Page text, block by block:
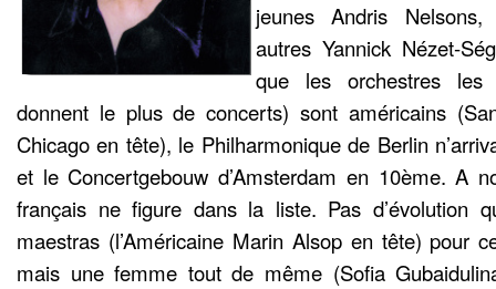
jeunes Andris
autres Yannick Nézet-
que les orchestres
donnent le plus de concerts) sont américains
Chicago en tête), le Philharmonique de Berlin
et le Concertgebouw d’Amsterdam en 10ème. A
français ne figure dans la liste. Pas d’évolution
maestras (l’Américaine Marin Alsop en tête) pour
mais une femme tout de même (Sofia